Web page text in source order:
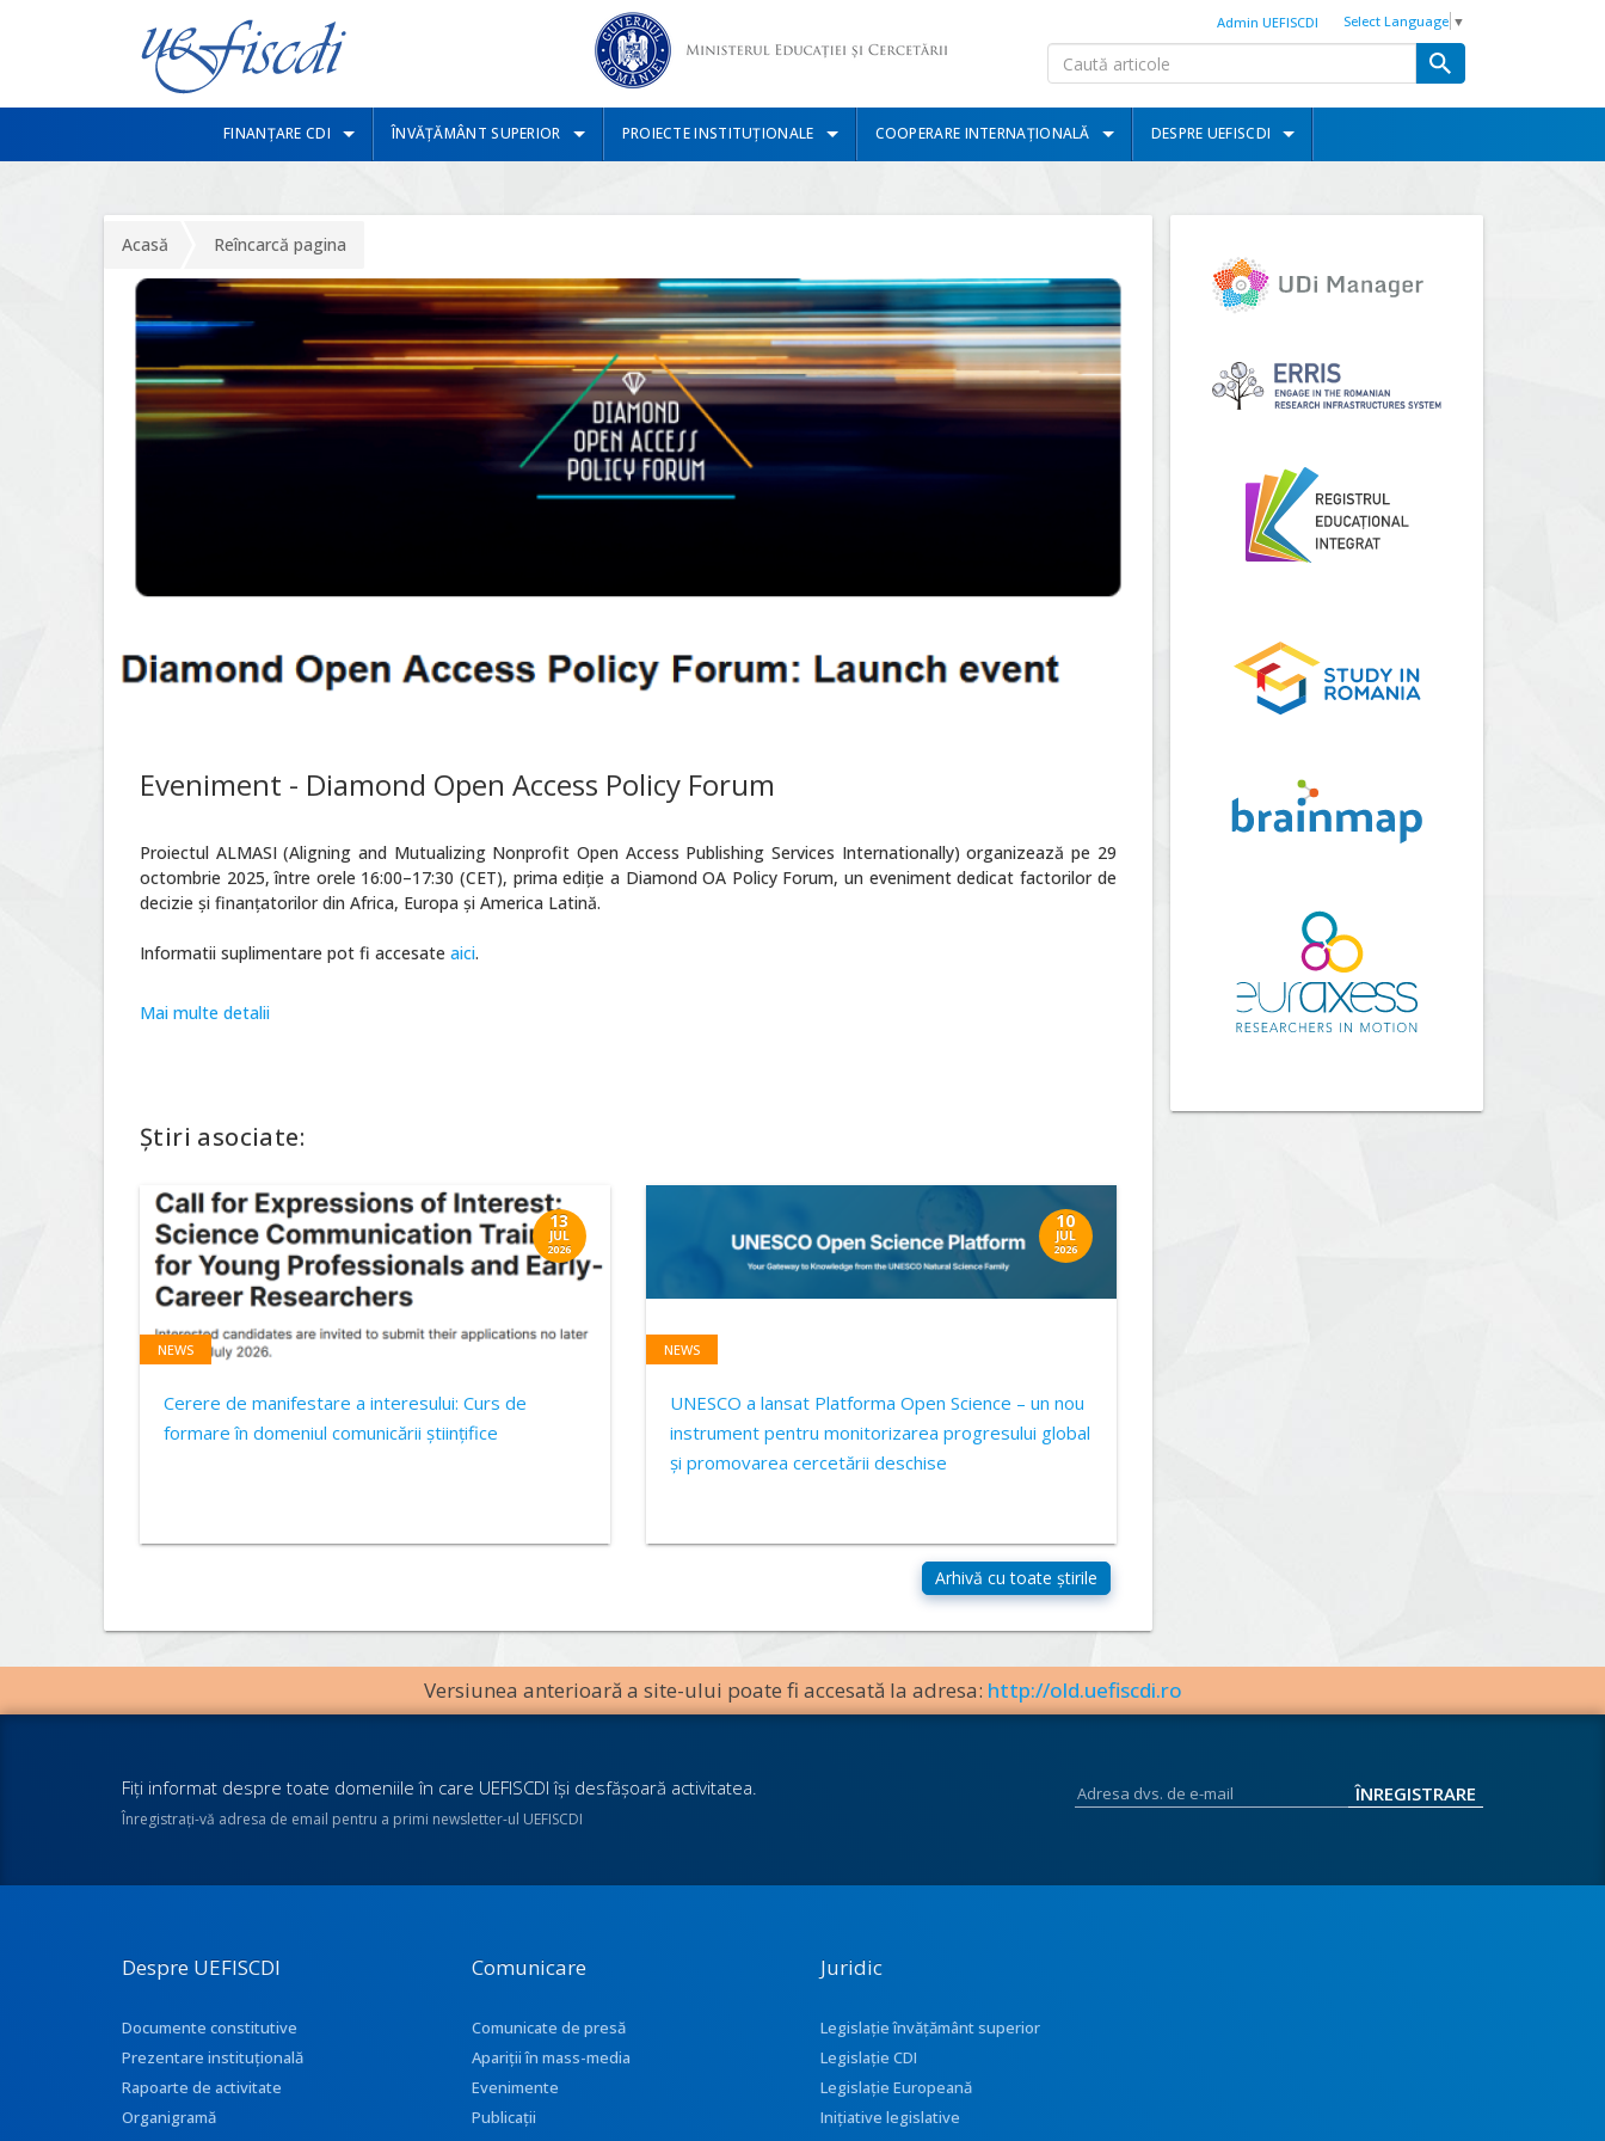
Select Language ▼
Admin UEFISCDI
FINANȚARE CDI ÎNVĂȚĂMÂNT SUPERIOR PROIECTE INSTITUȚIONALE COOPERARE INTERNAȚIONALĂ DESPRE UEFISCDI
Acasă Reîncarcă pagina
Eveniment - Diamond Open Access Policy Forum
Proiectul ALMASI (Aligning and Mutualizing Nonprofit Open Access Publishing Services Internationally) organizează pe 29
octombrie 2025, între orele 16:00–17:30 (CET), prima ediție a Diamond OA Policy Forum, un eveniment dedicat factorilor de
decizie și finanțatorilor din Africa, Europa și America Latină.
Informatii suplimentare pot fi accesate aici.
Mai multe detalii
Știri asociate:
13
JUL
2026
NEWS
Cerere de manifestare a interesului: Curs de
formare în domeniul comunicării științifice
10
JUL
2026
NEWS
UNESCO a lansat Platforma Open Science – un nou
instrument pentru monitorizarea progresului global
și promovarea cercetării deschise
Versiunea anterioară a site-ului poate fi accesată la adresa: http://old.uefiscdi.ro
Fiţi informat despre toate domeniile în care UEFISCDI îşi desfăşoară activitatea.
Înregistraţi-vă adresa de email pentru a primi newsletter-ul UEFISCDI
Despre UEFISCDI
Documente constitutive
Prezentare instituţională
Rapoarte de activitate
Organigramă
Comunicare
Comunicate de presă
Apariţii în mass-media
Evenimente
Publicații
Juridic
Legislație învățământ superior
Legislație CDI
Legislație Europeană
Inițiative legislative